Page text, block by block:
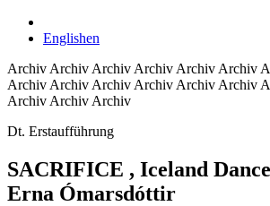
Englishen
Archiv Archiv Archiv Archiv Archiv Archiv
Archiv Archiv Archiv Archiv Archiv Archiv
Archiv Archiv Archiv
Dt. Erstaufführung
SACRIFICE , Iceland
Erna Ómarsdóttir